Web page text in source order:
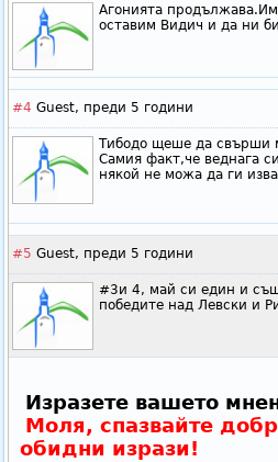
Агонията
оставим Видич и да ни
#4 Guest, преди 5 години
Тибодо щеше да свърши
Самия факт,че веднага
някой не можа да ги
#5 Guest, преди 5 години
#3и 4, май си един и
победите над Левски и
Изразете вашето
Моля, спазвайте
обидни изрази!